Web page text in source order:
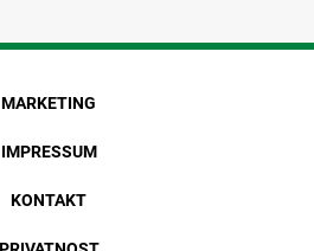
MARKETING
IMPRESSUM
KONTAKT